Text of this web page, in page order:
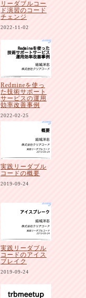
リーダブルコー
ド演習のコード
チェンジ
2022-11-02
Redmineを使っ
た技術サポート
サービスの運用
効率改善事例
2022-02-25
実践リーダブル
コードの概要
2019-09-24
実践リーダブル
コードのアイス
ブレイク
2019-09-24